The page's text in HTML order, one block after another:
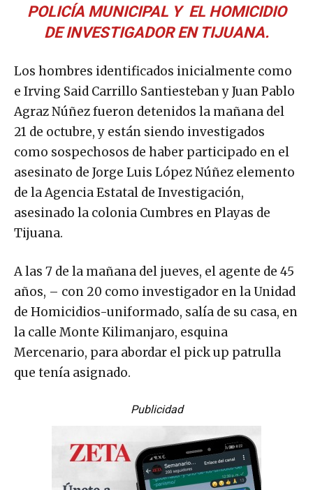
POLICÍA MUNICIPAL Y EL HOMICIDIO
DE INVESTIGADOR EN TIJUANA.
Los hombres identificados inicialmente como
e Irving Said Carrillo Santiesteban y Juan Pablo
Agraz Núñez fueron detenidos la mañana del
21 de octubre, y están siendo investigados
como sospechosos de haber participado en el
asesinato de Jorge Luis López Núñez elemento
de la Agencia Estatal de Investigación,
asesinado la colonia Cumbres en Playas de
Tijuana.
A las 7 de la mañana del jueves, el agente de 45
años, – con 20 como investigador en la Unidad
de Homicidios-uniformado, salía de su casa, en
la calle Monte Kilimanjaro, esquina
Mercenario, para abordar el pick up patrulla
que tenía asignado.
Publicidad